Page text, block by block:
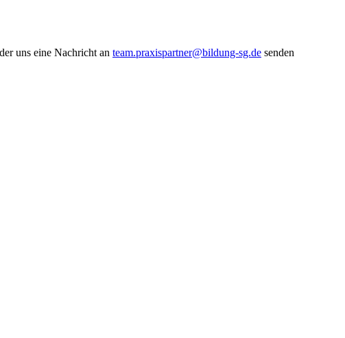
uns eine Nachricht an team.praxispartner@bildung-sg.de senden